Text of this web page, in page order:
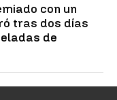
con un
tras dos días
de